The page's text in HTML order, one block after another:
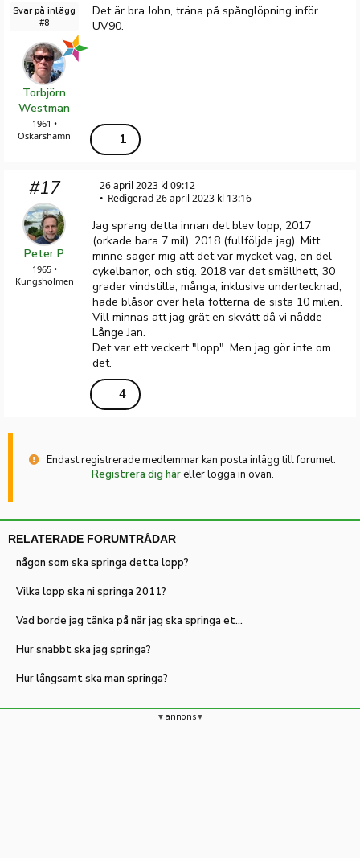
Svar på inlägg
#8
Torbjörn
Westman
1961 •
Oskarshamn
Det är bra John, träna på spånglöpning inför
UV90.
1
#17
Peter P
1965 •
Kungsholmen
26 april 2023 kl 09:12
Redigerad 26 april 2023 kl 13:16
Jag sprang detta innan det blev lopp, 2017
(orkade bara 7 mil), 2018 (fullföljde jag). Mitt
minne säger mig att det var mycket väg, en del
cykelbanor, och stig. 2018 var det smällhett, 30
grader vindstilla, många, inklusive undertecknad,
hade blåsor över hela fötterna de sista 10 milen.
Vill minnas att jag grät en skvätt då vi nådde
Långe Jan.
Det var ett veckert "lopp". Men jag gör inte om
det.
4
Endast registrerade medlemmar kan posta inlägg till forumet.
Registrera dig häreller logga in ovan.
RELATERADE FORUMTRÅDAR
någon som ska springa detta lopp?
Vilka lopp ska ni springa 2011?
Vad borde jag tänka på när jag ska springa ett lopp för första gången?
Hur snabbt ska jag springa?
Hur långsamt ska man springa?
annons